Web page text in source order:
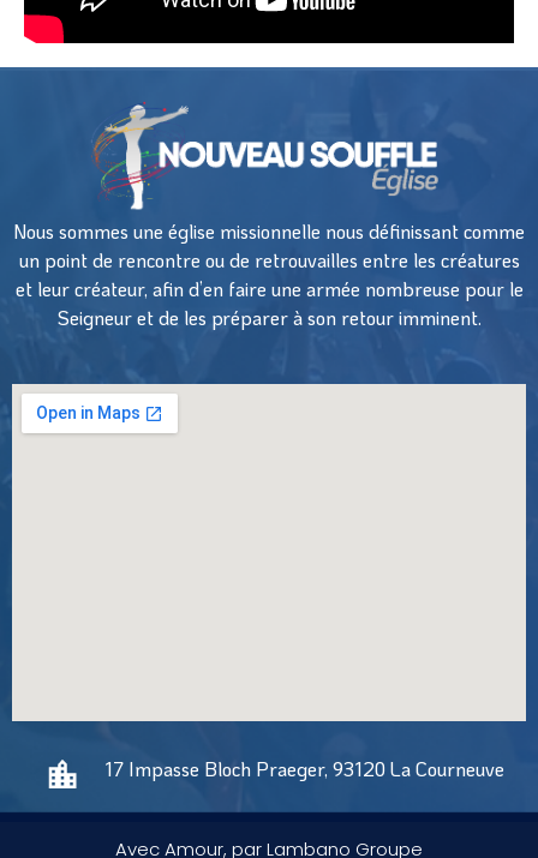
Nous sommes une église missionnelle nous définissant comme
un point de rencontre ou de retrouvailles entre les créatures
et leur créateur, afin d’en faire une armée nombreuse pour le
Seigneur et de les préparer à son retour imminent.
17 Impasse Bloch Praeger, 93120 La Courneuve
Avec Amour, par Lambano Groupe